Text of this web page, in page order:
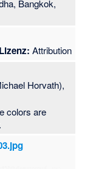
Bangkok,
Lizenz: Attribution
Horvath),
colors are